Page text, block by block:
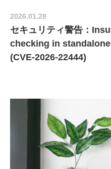
2026.01.28
セキュリティ警告：
checking in
(CVE-2026-22444)